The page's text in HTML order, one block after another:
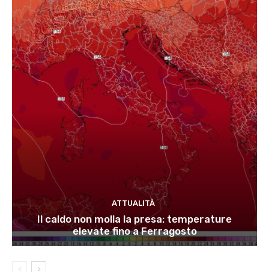
ATTUALITÀ
Il caldo non molla la presa: temperature
elevate fino a Ferragosto